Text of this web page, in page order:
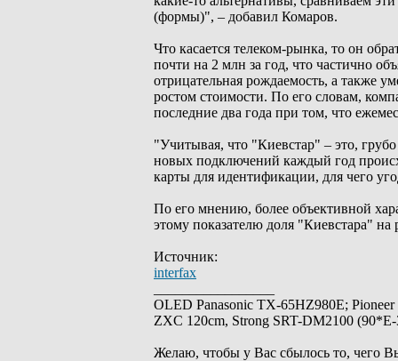
(формы)", – добавил Комаров.
Что касается телеком-рынка, то он
почти на 2 млн за год, что частично
отрицательная рождаемость, а также
ростом стоимости. По его словам,
последние два года при том, что
"Учитывая, что "Киевстар" – это,
новых подключений каждый год
карты для идентификации, для чего
По его мнению, более объективной
этому показателю доля "Киевстара"
Источник:
interfax
OLED Panasonic TX-65HZ980E;
ZXC 120cm, Strong SRT-DM2100
Желаю, чтобы у Вас сбылось то, чего